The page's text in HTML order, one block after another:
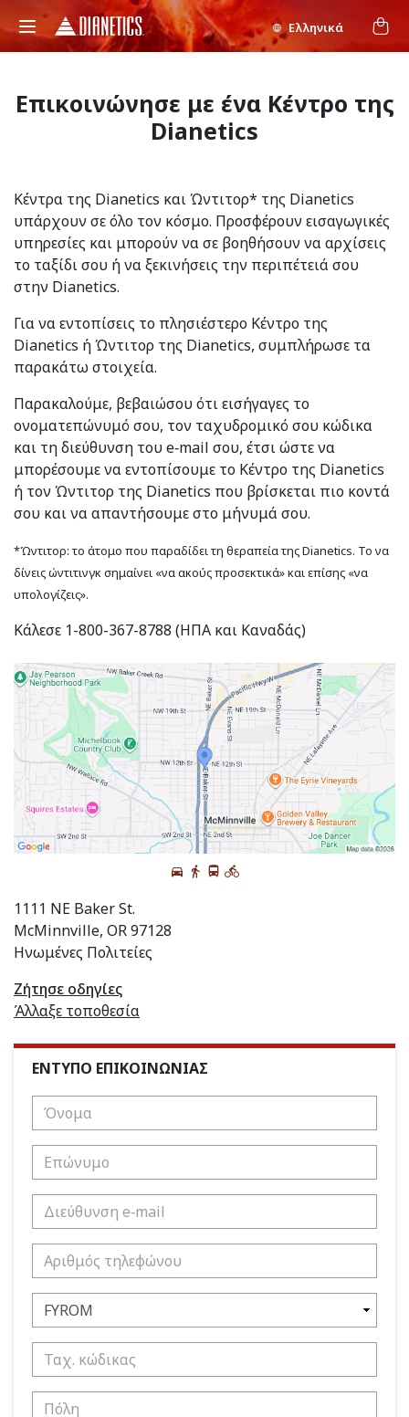
Ελληνικά
Επικοινώνησε με ένα Κέντρο της
Dianetics
Κέντρα της Dianetics και Ώντιτορ* της Dianetics
υπάρχουν σε όλο τον κόσμο. Προσφέρουν εισαγωγικές
υπηρεσίες και μπορούν να σε βοηθήσουν να αρχίσεις
το ταξίδι σου ή να ξεκινήσεις την περιπέτειά σου
στην Dianetics.
Για να εντοπίσεις το πλησιέστερο Κέντρο της
Dianetics ή Ώντιτορ της Dianetics, συμπλήρωσε τα
παρακάτω στοιχεία.
Παρακαλούμε, βεβαιώσου ότι εισήγαγες το
ονοματεπώνυμό σου, τον ταχυδρομικό σου κώδικα
και τη διεύθυνση του e‑mail σου, έτσι ώστε να
μπορέσουμε να εντοπίσουμε το Κέντρο της Dianetics
ή τον Ώντιτορ της Dianetics που βρίσκεται πιο κοντά
σου και να απαντήσουμε στο μήνυμά σου.
*Ώντιτορ: το άτομο που παραδίδει τη θεραπεία της Dianetics. Το να
δίνεις ώντιτινγκ σημαίνει «να ακούς προσεκτικά» και επίσης «να
υπολογίζεις».
Κάλεσε 1-800-367-8788 (ΗΠΑ και Καναδάς)
1111 NE Baker St.
McMinnville, OR 97128
Ηνωμένες Πολιτείες
Ζήτησε οδηγίες
Άλλαξε τοποθεσία
ΕΝΤΥΠΟ ΕΠΙΚΟΙΝΩΝΙΑΣ